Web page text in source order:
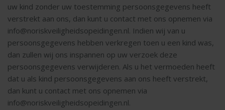
uw kind zonder uw toestemming persoonsgegevens heeft
verstrekt aan ons, dan kunt u contact met ons opnemen via
info@noriskveiligheidsopeidingen.nl. Indien wij van u
persoonsgegevens hebben verkregen toen u een kind was,
dan zullen wij ons inspannen op uw verzoek deze
persoonsgegevens verwijderen. Als u het vermoeden heeft
dat u als kind persoonsgegevens aan ons heeft verstrekt,
dan kunt u contact met ons opnemen via
info@noriskveiligheidsopeidingen.nl.